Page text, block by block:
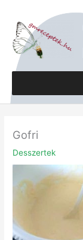
content
Gofri
Desszertek